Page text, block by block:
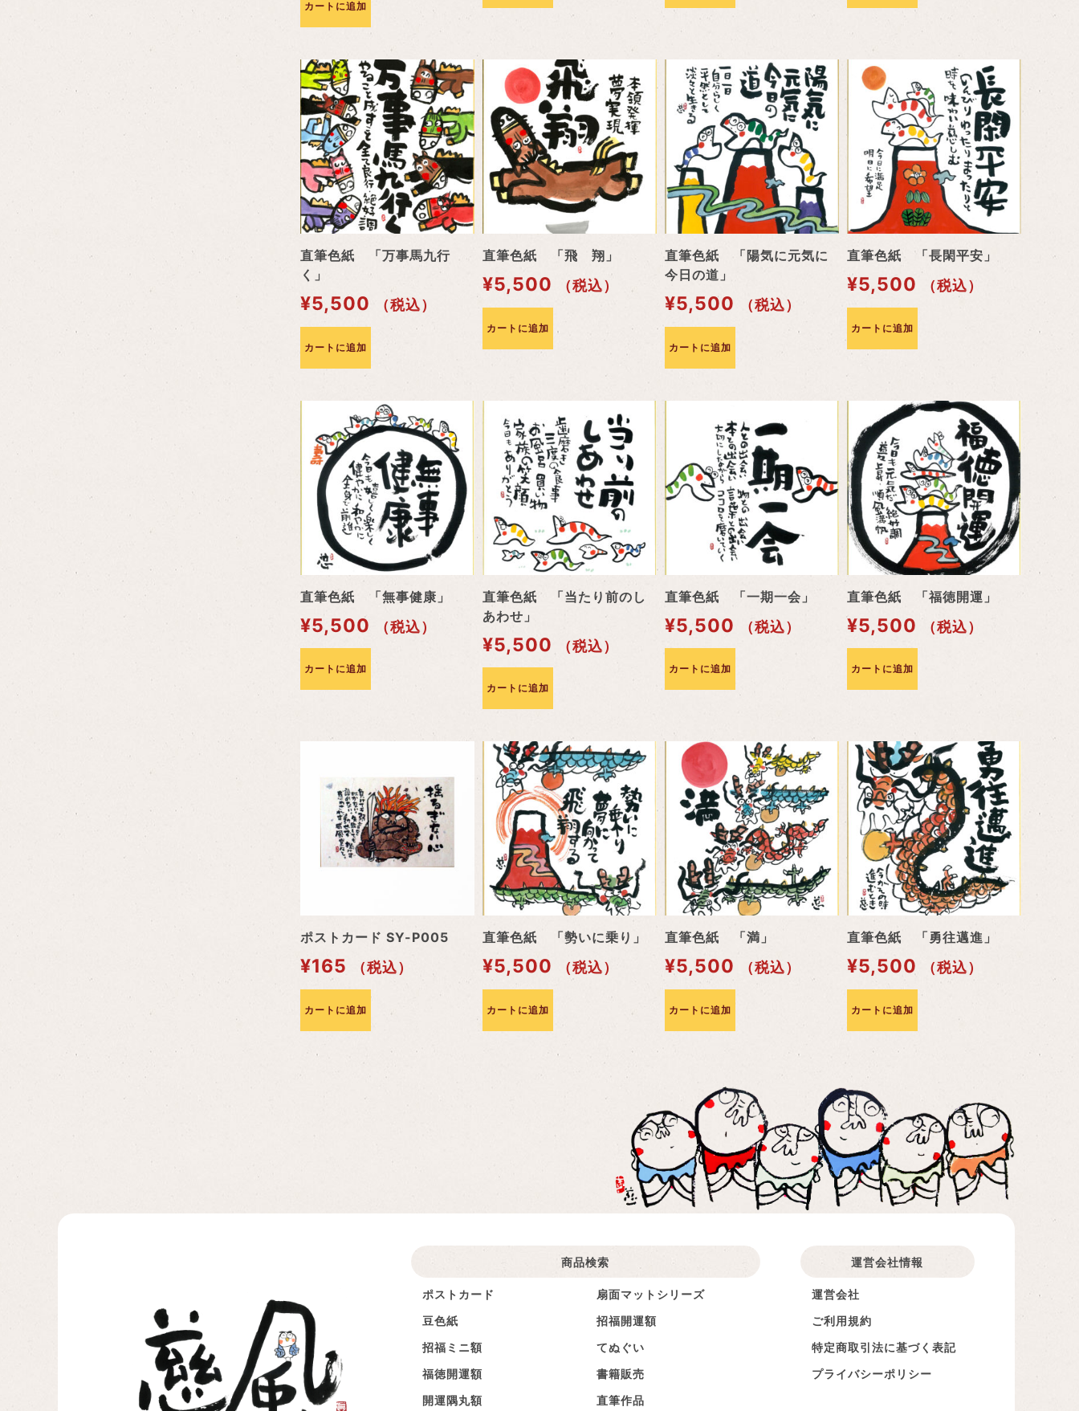
カートに追加
直筆色紙 「万事馬九行
く」
¥5,500 （税込）
カートに追加
直筆色紙 「飛 翔」
¥5,500 （税込）
カートに追加
直筆色紙 「陽気に元気に
今日の道」
¥5,500 （税込）
カートに追加
直筆色紙 「長閑平安」
¥5,500 （税込）
カートに追加
直筆色紙 「無事健康」
¥5,500 （税込）
カートに追加
直筆色紙 「当たり前のし
あわせ」
¥5,500 （税込）
カートに追加
直筆色紙 「一期一会」
¥5,500 （税込）
カートに追加
直筆色紙 「福徳開運」
¥5,500 （税込）
カートに追加
ポストカード SY-P005
¥165 （税込）
カートに追加
直筆色紙 「勢いに乗り」
¥5,500 （税込）
カートに追加
直筆色紙 「満」
¥5,500 （税込）
カートに追加
直筆色紙 「勇往邁進」
¥5,500 （税込）
カートに追加
商品検索
ポストカード
豆色紙
招福ミニ額
福徳開運額
開運隅丸額
扇面マットシリーズ
招福開運額
てぬぐい
書籍販売
直筆作品
運営会社情報​
運営会社
ご利用規約
特定商取引法に基づく表記
プライバシーポリシー